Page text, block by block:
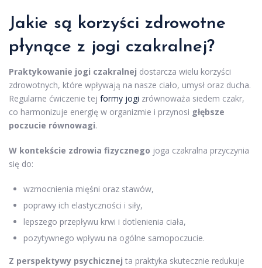
Jakie są korzyści zdrowotne
płynące z jogi czakralnej?
Praktykowanie jogi czakralnej dostarcza wielu korzyści
zdrowotnych, które wpływają na nasze ciało, umysł oraz ducha.
Regularne ćwiczenie tej formy jogi zrównoważa siedem czakr,
co harmonizuje energię w organizmie i przynosi głębsze
poczucie równowagi.
W kontekście zdrowia fizycznego joga czakralna przyczynia
się do:
wzmocnienia mięśni oraz stawów,
poprawy ich elastyczności i siły,
lepszego przepływu krwi i dotlenienia ciała,
pozytywnego wpływu na ogólne samopoczucie.
Z perspektywy psychicznej ta praktyka skutecznie redukuje